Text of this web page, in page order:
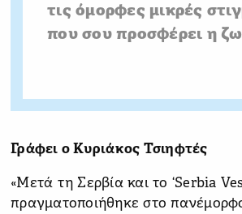
τις όμορφες μικρές
που σου προσφέρει η
Γράφει ο Κυριάκος Τσιηφτές
«Μετά τη Σερβία και το ‘Serbia
πραγματοποιήθηκε στο